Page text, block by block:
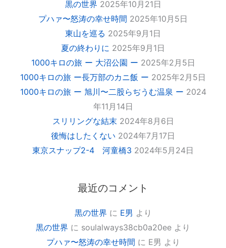
黒の世界 2025年10月21日
プハァ〜怒涛の幸せ時間 2025年10月5日
東山を巡る 2025年9月1日
夏の終わりに 2025年9月1日
1000キロの旅 ー 大沼公園 ー 2025年2月5日
1000キロの旅 ー長万部のカニ飯 ー 2025年2月5日
1000キロの旅 ー 旭川〜二股らぢうむ温泉 ー 2024
年11月14日
スリリングな結末 2024年8月6日
後悔はしたくない 2024年7月17日
東京スナップ2-4 河童橋3 2024年5月24日
最近のコメント
黒の世界 に E男 より
黒の世界 に soulalways38cb0a20ee より
プハァ〜怒涛の幸せ時間 に E男 より